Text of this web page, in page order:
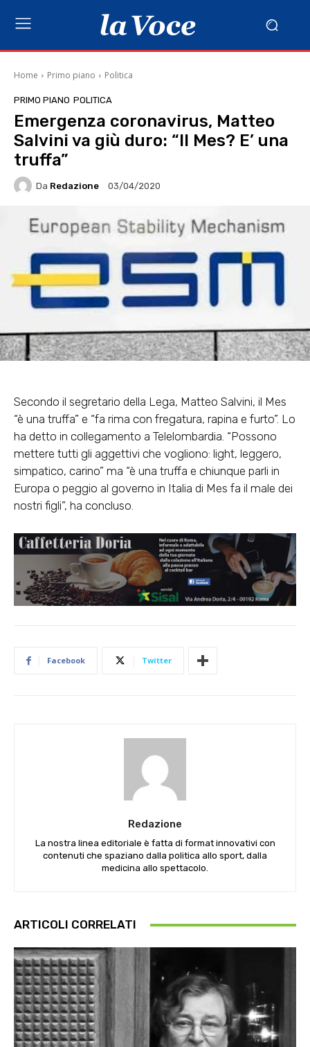
Home Primo piano Politica
PRIMO PIANO POLITICA
Emergenza coronavirus, Matteo
Salvini va giù duro: “Il Mes? E’ una
truffa”
Da Redazione 03/04/2020
Secondo il segretario della Lega, Matteo Salvini, il Mes
“è una truffa” e “fa rima con fregatura, rapina e furto”. Lo
ha detto in collegamento a Telelombardia. “Possono
mettere tutti gli aggettivi che vogliono: light, leggero,
simpatico, carino” ma “è una truffa e chiunque parli in
Europa o peggio al governo in Italia di Mes fa il male dei
nostri figli”, ha concluso.
Facebook Twitter
Redazione
La nostra linea editoriale è fatta di format innovativi con
contenuti che spaziano dalla politica allo sport, dalla
medicina allo spettacolo.
ARTICOLI CORRELATI